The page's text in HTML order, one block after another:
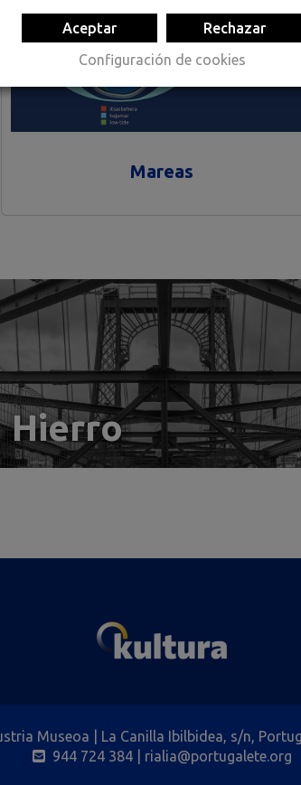
Mareas
Hierro
Museoa | La Canilla Ibilbidea, s/n,
944 724 384| rialia@portugalete.org
Aceptar
Rechazar
Configuración de cookies